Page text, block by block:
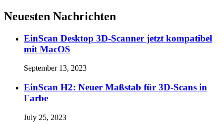
Neuesten Nachrichten
EinScan Desktop 3D-Scanner jetzt kompatibel
mit MacOS
September 13, 2023
EinScan H2: Neuer Maßstab für 3D-Scans in
Farbe
July 25, 2023